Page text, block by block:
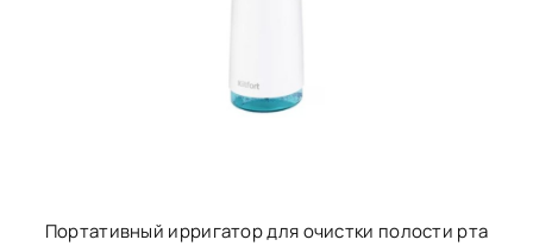
Портативный ирригатор для очистки полости рта